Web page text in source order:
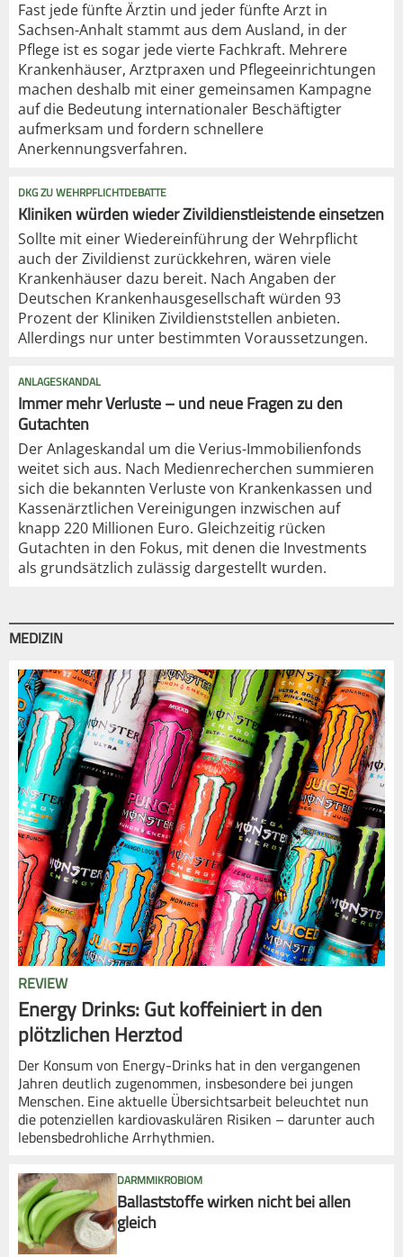
Fast jede fünfte Ärztin und jeder fünfte Arzt in
Sachsen-Anhalt stammt aus dem Ausland, in der
Pflege ist es sogar jede vierte Fachkraft. Mehrere
Krankenhäuser, Arztpraxen und Pflegeeinrichtungen
machen deshalb mit einer gemeinsamen Kampagne
auf die Bedeutung internationaler Beschäftigter
aufmerksam und fordern schnellere
Anerkennungsverfahren.
DKG ZU WEHRPFLICHTDEBATTE
Kliniken würden wieder Zivildienstleistende einsetzen
Sollte mit einer Wiedereinführung der Wehrpflicht
auch der Zivildienst zurückkehren, wären viele
Krankenhäuser dazu bereit. Nach Angaben der
Deutschen Krankenhausgesellschaft würden 93
Prozent der Kliniken Zivildienststellen anbieten.
Allerdings nur unter bestimmten Voraussetzungen.
ANLAGESKANDAL
Immer mehr Verluste – und neue Fragen zu den
Gutachten
Der Anlageskandal um die Verius-Immobilienfonds
weitet sich aus. Nach Medienrecherchen summieren
sich die bekannten Verluste von Krankenkassen und
Kassenärztlichen Vereinigungen inzwischen auf
knapp 220 Millionen Euro. Gleichzeitig rücken
Gutachten in den Fokus, mit denen die Investments
als grundsätzlich zulässig dargestellt wurden.
MEDIZIN
REVIEW
Energy Drinks: Gut koffeiniert in den
plötzlichen Herztod
Der Konsum von Energy-Drinks hat in den vergangenen
Jahren deutlich zugenommen, insbesondere bei jungen
Menschen. Eine aktuelle Übersichtsarbeit beleuchtet nun
die potenziellen kardiovaskulären Risiken – darunter auch
lebensbedrohliche Arrhythmien.
DARMMIKROBIOM
Ballaststoffe wirken nicht bei allen
gleich